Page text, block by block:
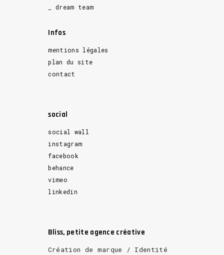
_ dream team
Infos
mentions légales
plan du site
contact
social
social wall
instagram
facebook
behance
vimeo
linkedin
Bliss, petite agence créative
Création de marque / Identité